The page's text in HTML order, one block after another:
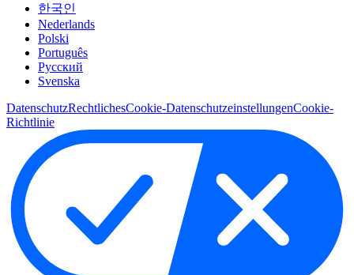
한국인
Nederlands
Polski
Português
Pусский
Svenska
DatenschutzRechtlichesCookie-DatenschutzeinstellungenCookie-
Richtlinie